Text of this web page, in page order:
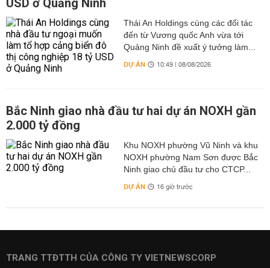
USD ở Quảng Ninh
Thái An Holdings cùng các đối tác
đến từ Vương quốc Anh vừa tới
Quảng Ninh đề xuất ý tưởng làm...
DỰ ÁN 10:49 | 08/08/2026
Bắc Ninh giao nhà đầu tư hai dự án NOXH gần
2.000 tỷ đồng
Khu NOXH phường Vũ Ninh và khu
NOXH phường Nam Sơn được Bắc
Ninh giao chủ đầu tư cho CTCP...
DỰ ÁN 16 giờ trước
TRANG TTĐTTH CỦA CÔNG TY VIETNEWSCORP